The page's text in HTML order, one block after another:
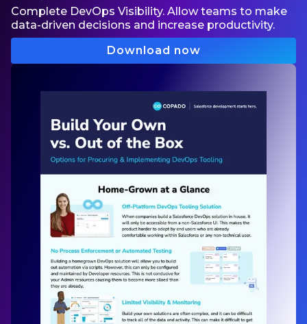
Complete DevOps Visibility. Allow teams to make
data-driven decisions and increase productivity.
Download now